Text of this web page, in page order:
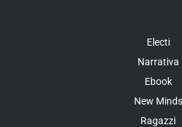
Electi
Narrativa
Ebook
New Minds
Ragazzi